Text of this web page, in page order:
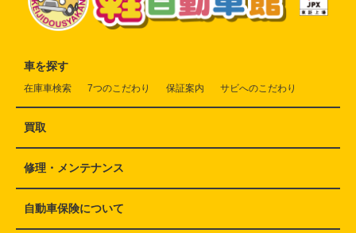
車を探す
在庫車検索 7つのこだわり 保証案内 サビへのこだわり
買取
修理・メンテナンス
自動車保険について